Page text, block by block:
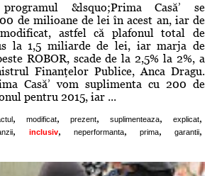
&lsquo;Prima Casă’ se
de milioane de lei în acest an, iar de
astfel că plafonul total de
la 1,5 miliarde de lei, iar marja de
ROBOR, scade de la 2,5% la 2%, a
Finanţelor Publice, Anca Dragu.
Casă’ vom suplimenta cu 200 de
pentru 2015, iar ...
, modificat, prezent, suplimenteaza, explicat,
, inclusiv, neperformanta, prima, garantii,